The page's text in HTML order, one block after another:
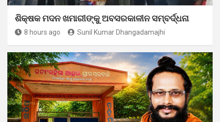
ଶିକ୍ଷକ ମଦନ ଖମାରୀଙ୍କୁ ଅବସରକାଳୀନ ସମ୍ବର୍ଦ୍ଧନା
8 hours ago Sunil Kumar Dhangadamajhi